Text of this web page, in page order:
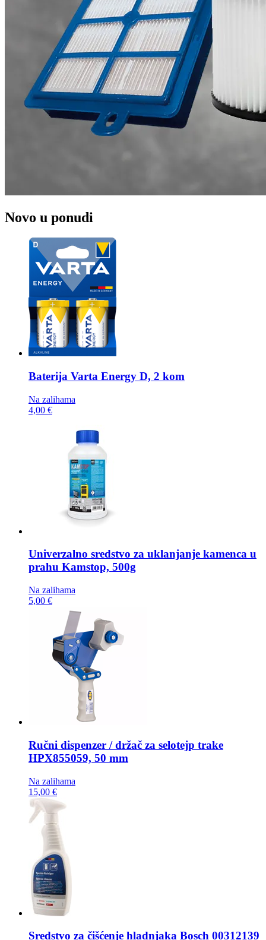
Novo u ponudi
Baterija Varta Energy D, 2 kom
Na zalihama
4,00 €
Univerzalno sredstvo za uklanjanje kamenca u
prahu Kamstop, 500g
Na zalihama
5,00 €
Ručni dispenzer / držač za selotejp trake
HPX855059, 50 mm
Na zalihama
15,00 €
Sredstvo za čišćenje hladnjaka Bosch 00312139